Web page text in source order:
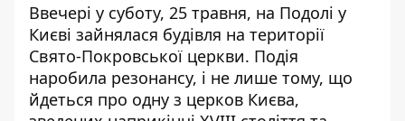
Ввечері у суботу, 25 травня, на Подолі у
Києві зайнялася будівля на території
Свято-Покровської церкви. Подія
наробила резонансу, і не лише тому, що
йдеться про одну з церков Києва,